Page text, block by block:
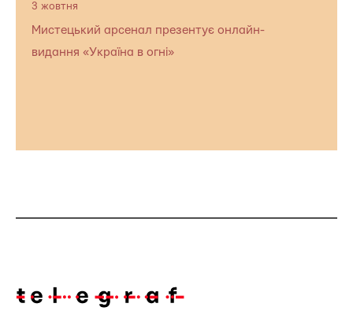
3 жовтня
Мистецький арсенал презентує онлайн-
видання «Україна в огні»